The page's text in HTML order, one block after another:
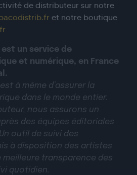
de distributeur sur notre
et notre boutique
un service de
et numérique, en France
à même d’assurer la
dans le monde entier.
nous assurons un
des équipes éditoriales
outil de suivi des
à disposition des artistes
meilleure transparence des
quotidien.